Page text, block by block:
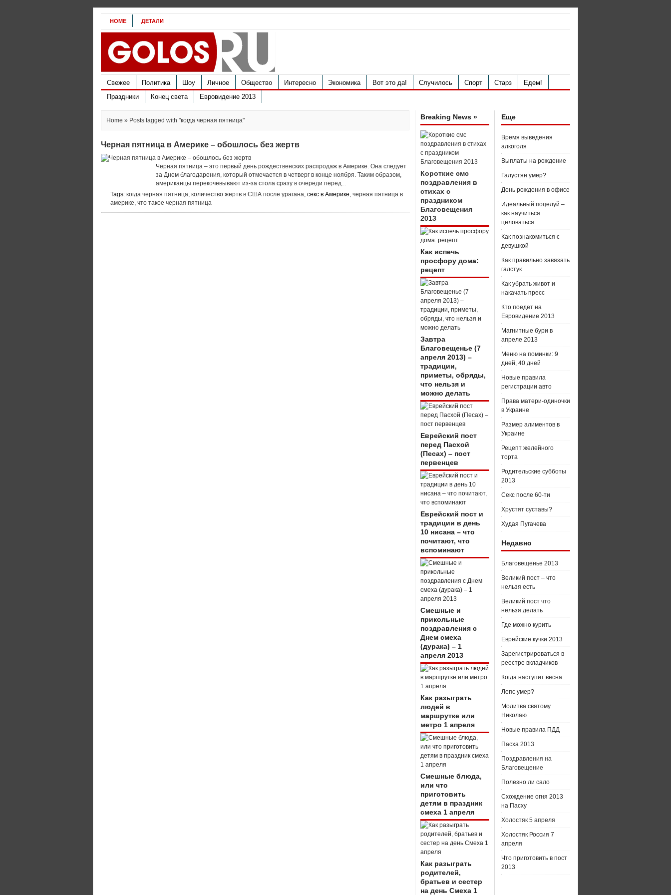
HOME ДЕТАЛИ
Свежее Политика Шоу Личное Общество Интересно Экономика Вот это да! Случилось Спорт Старз
Едем!
Праздники
Конец света Евровидение 2013
Home » Posts tagged with "когда черная пятница"
Черная пятница в Америке – обошлось без жертв
Черная пятница – это первый день рождественских распродаж в Америке. Она следует
за Днем благодарения, который отмечается в четверг в конце ноября. Таким образом,
американцы перекочевывают из-за стола сразу в очереди перед...
Tags: когда черная пятница, количество жертв в США после урагана, секс в Америке, черная пятница в
америке, что такое черная пятница
Breaking News »
Короткие смс
поздравления в
стихах с
праздником
Благовещения
2013
Как испечь
просфору дома:
рецепт
Завтра
Благовещенье (7
апреля 2013) –
традиции,
приметы, обряды,
что нельзя и
можно делать
Еврейский пост
перед Пасхой
(Песах) – пост
первенцев
Еврейский пост и
традиции в день
10 нисана – что
почитают, что
вспоминают
Смешные и
прикольные
поздравления с
Днем смеха
(дурака) – 1
апреля 2013
Как разыграть
людей в
маршрутке или
метро 1 апреля
Смешные блюда,
или что
приготовить
детям в праздник
смеха 1 апреля
Как разыграть
родителей,
братьев и сестер
на день Смеха 1
Еще
Время выведения
алкоголя
Выплаты на рождение
Галустян умер?
День рождения в офисе
Идеальный поцелуй –
как научиться
целоваться
Как познакомиться с
девушкой
Как правильно завязать
галстук
Как убрать живот и
накачать пресс
Кто поедет на
Евровидение 2013
Магнитные бури в
апреле 2013
Меню на поминки: 9
дней, 40 дней
Новые правила
регистрации авто
Права матери-одиночки
в Украине
Размер алиментов в
Украине
Рецепт желейного
торта
Родительские субботы
2013
Секс после 60-ти
Хрустят суставы?
Худая Пугачева
Недавно
Благовещенье 2013
Великий пост – что
нельзя есть
Великий пост что
нельзя делать
Где можно курить
Еврейские кучки 2013
Зарегистрироваться в
реестре вкладчиков
Когда наступит весна
Лепс умер?
Молитва святому
Николаю
Новые правила ПДД
Пасха 2013
Поздравления на
Благовещение
Полезно ли сало
Схождение огня 2013
на Пасху
Холостяк 5 апреля
Холостяк Россия 7
апреля
Что приготовить в пост
2013